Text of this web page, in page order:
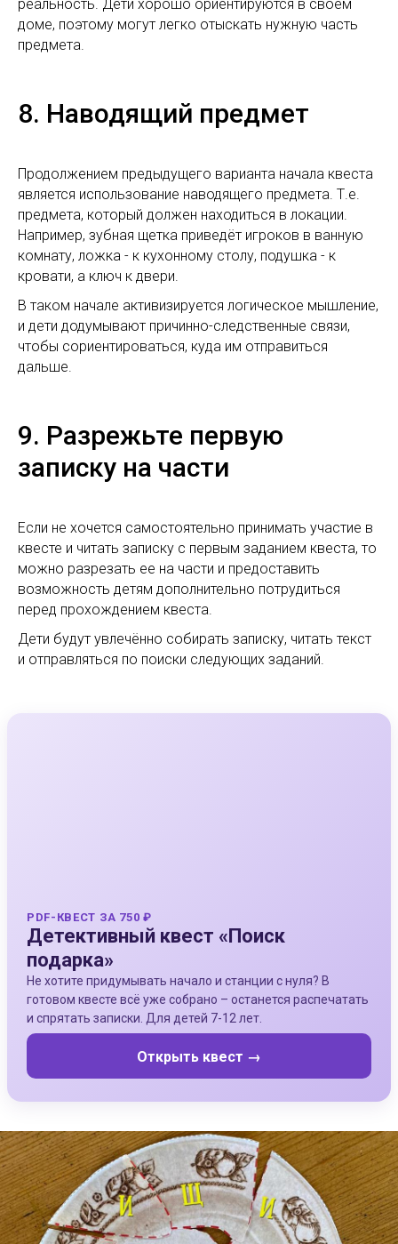
реальность. Дети хорошо ориентируются в своём
доме, поэтому могут легко отыскать нужную часть
предмета.
8. Наводящий предмет
Продолжением предыдущего варианта начала квеста
является использование наводящего предмета. Т.е.
предмета, который должен находиться в локации.
Например, зубная щетка приведёт игроков в ванную
комнату, ложка - к кухонному столу, подушка - к
кровати, а ключ к двери.
В таком начале активизируется логическое мышление,
и дети додумывают причинно-следственные связи,
чтобы сориентироваться, куда им отправиться
дальше.
9. Разрежьте первую
записку на части
Если не хочется самостоятельно принимать участие в
квесте и читать записку с первым заданием квеста, то
можно разрезать ее на части и предоставить
возможность детям дополнительно потрудиться
перед прохождением квеста.
Дети будут увлечённо собирать записку, читать текст
и отправляться по поиски следующих заданий.
PDF-КВЕСТ ЗА 750 ₽
Детективный квест «Поиск
подарка»
Не хотите придумывать начало и станции с нуля? В
готовом квесте всё уже собрано – останется распечатать
и спрятать записки. Для детей 7-12 лет.
Открыть квест →